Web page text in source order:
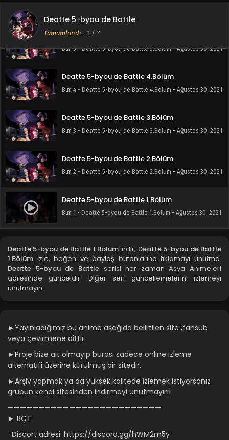
Deatte 5-byou de Battle
Tamamlandı - 1 / ?
Deatte 5-byou de Battle 5.Bölüm
Blm 5 - Deatte 5-byou de Battle 5.Bölüm - Ağustos 30, 2021
Deatte 5-byou de Battle 4.Bölüm
Blm 4 - Deatte 5-byou de Battle 4.Bölüm - Ağustos 30, 2021
Deatte 5-byou de Battle 3.Bölüm
Blm 3 - Deatte 5-byou de Battle 3.Bölüm - Ağustos 30, 2021
Deatte 5-byou de Battle 2.Bölüm
Blm 2 - Deatte 5-byou de Battle 2.Bölüm - Ağustos 30, 2021
Deatte 5-byou de Battle 1.Bölüm
Blm 1 - Deatte 5-byou de Battle 1.Bölüm - Ağustos 30, 2021
Deatte 5-byou de Battle 1.Bölümİndir, Deatte 5-byou de Battle
1.Bölüm İzle, beğen ve paylaş butonlarına tıklamayı unutma.
Deatte 5-byou de Battleserisi her zaman Asya Animeleri
adresinde günceldir. Diğer seri güncellemelerini izlemeyi
unutmayın.
►Yayınladığımız bu anime aşağıda belirtilen site ,fansub
veya çevirmene aittir.
►Proje bize ait olmayıp burası sadece online izleme
alternatifi üzerine kurulmuş bir sitedir.
►Arşiv yapmak ya da yüksek kalitede izlemek istiyorsanız
grubun kendi sitesinden indirmeyi unutmayın!
—————————————————————————
► BÇT
-Discort adresi: https://discord.gg/hWM2m5y